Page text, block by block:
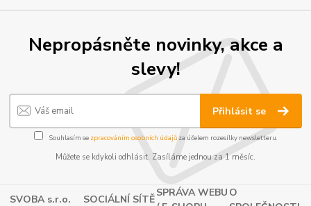
Nepropásněte novinky, akce a
slevy!
Přihlásit se
Souhlasím se zpracováním osobních údajůza účelem rozesílky newsletteru.
Můžete se kdykoli odhlásit. Zasíláme jednou za 1 měsíc.
SVOBA s.r.o. SOCIÁLNÍ SÍTĚ
SPRÁVA WEBU O